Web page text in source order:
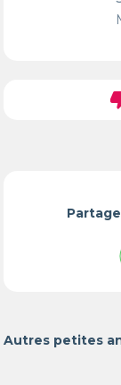
Autres petites